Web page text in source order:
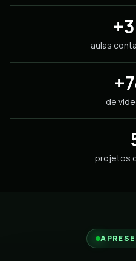
aulas
de
projetos